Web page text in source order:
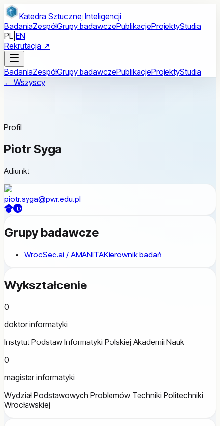
Przejdź do treści głównej
Katedra Sztucznej Inteligencji
BadaniaZespółGrupy badawczePublikacjeProjektyStudia
PL EN
Rekrutacja ↗
BadaniaZespółGrupy badawczePublikacjeProjektyStudia
← Wszyscy
Profil
Piotr Syga
Adiunkt
piotr.syga@pwr.edu.pl
Grupy badawcze
WrocSec.ai / AMANITAKierownik badań
Wykształcenie
0
doktor informatyki
Instytut Podstaw Informatyki Polskiej Akademii Nauk
0
magister informatyki
Wydział Podstawowych Problemów Techniki Politechniki
Wrocławskiej